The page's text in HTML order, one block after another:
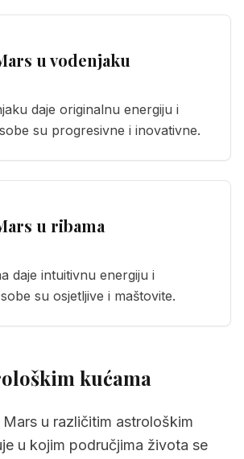
u vodenjaku
daje originalnu energiju i
su progresivne i inovativne.
u ribama
daje intuitivnu energiju i
su osjetljive i maštovite.
kućama
u različitim astrološkim
u kojim područjima života se